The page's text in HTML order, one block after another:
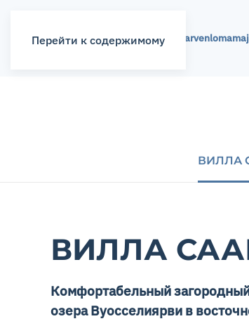
Перейти к содержимому
+358 400 389 621,
ВИЛЛА
ВИЛЛА
Комфортабельный
озера Вуосселиярви в